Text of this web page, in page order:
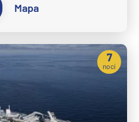
Mapa
7
nocí